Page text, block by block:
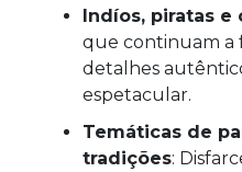
Indíos, piratas e
que continuam a
detalhes
espetacular.
Temáticas de
tradições: